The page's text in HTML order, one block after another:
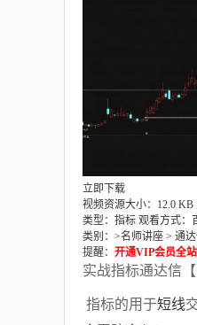
立即下载
视频资源大小：12.0 KB
类型：指标 观看方式：
类别：>名师讲座 > 通
提醒： 开通VIP会员全
实战指标通达信
指标的用于短线